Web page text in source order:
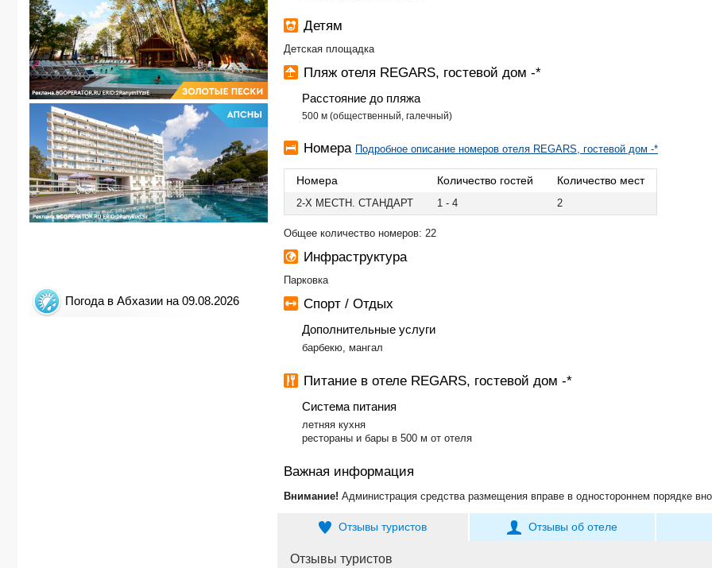
Погода в Абхазии на 09.08.2026
Детям
Детская площадка
Пляж отеля REGARS, гостевой дом -*
Расстояние до пляжа
​500 м (общественный, галечный)
Номера Подробное описание номеров отеля REGARS, гостевой дом -*
Номера Количество гостей Количество мест
2-Х МЕСТН. СТАНДАРТ 1 - 4 2
Общее количество номеров: 22
Инфраструктура
Парковка
Спорт / Отдых
Дополнительные услуги
барбекю, мангал
Питание в отеле REGARS, гостевой дом -*
Система питания
​летняя кухня
рестораны и бары в 500 м от отеля
Важная информация
Внимание! Администрация средства размещения вправе в одностороннем порядке
Отзывы туристов Отзывы об отеле
Отзывы туристов